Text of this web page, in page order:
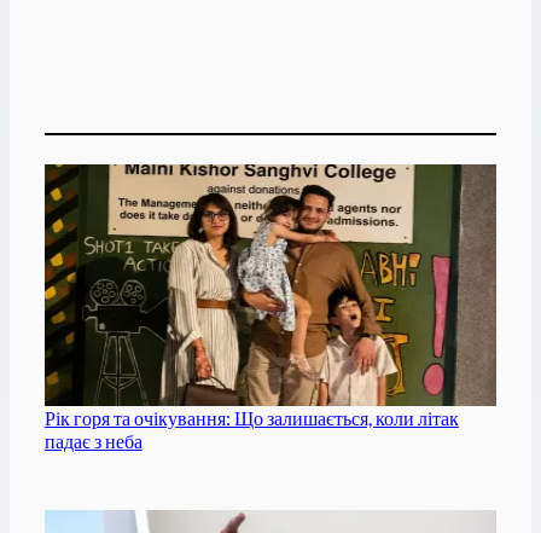
Рік горя та очікування: Що залишається, коли літак
падає з неба